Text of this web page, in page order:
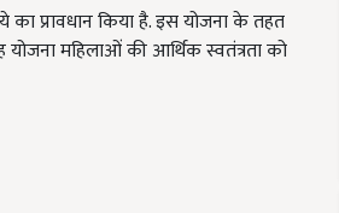
का प्रावधान किया है. इस योजना के तहत
महिलाओं की आर्थिक स्वतंत्रता को